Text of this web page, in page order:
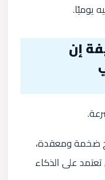
يوميًا.
إن
ضخمة ومعقدة،
تعتمد على الذكاء